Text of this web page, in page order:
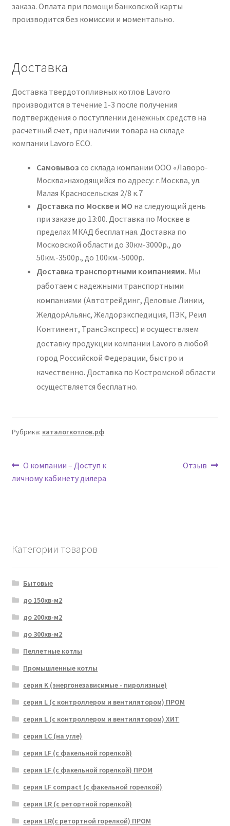
заказа. Оплата при помощи банковской карты
производится без комиссии и моментально.
Доставка
Доставка твердотопливных котлов Lavoro
производится в течение 1-3 после получения
подтверждения о поступлении денежных средств на
расчетный счет, при наличии товара на складе
компании Lavoro ECO.
Самовывоз со склада компании ООО «Лаворо-
Москва»находящийся по адресу: г.Москва, ул.
Малая Красносельская 2/8 к.7
Доставка по Москве и МО на следующий день
при заказе до 13:00. Доставка по Москве в
пределах МКАД бесплатная. Доставка по
Московской области до 30км-3000р., до
50км.-3500р., до 100км.-5000р.
Доставка транспортными компаниями. Мы
работаем с надежными транспортными
компаниями (Автотрейдинг, Деловые Линии,
ЖелдорАльянс, Желдорэкспедиция, ПЭК, Реил
Континент, ТрансЭкспресс) и осуществляем
доставку продукции компании Lavoro в любой
город Российской Федерации, быстро и
качественно. Доставка по Костромской области
осуществляется бесплатно.
Рубрика: каталогкотлов.рф
Навигация
по
Предыдущая
запись:
О компании – Доступ к
личному кабинету дилера
Следующая
Отзыв
Категории товаров
Бытовые
до 150кв-м2
до 200кв-м2
до 300кв-м2
Пеллетные котлы
Промышленные котлы
серия K (энергонезависимые - пиролизные)
серия L (с контроллером и вентилятором) ПРОМ
серия L (с контроллером и вентилятором) ХИТ
серия LC (на угле)
серия LF (с факельной горелкой)
серия LF (с факельной горелкой) ПРОМ
серия LF compact (с факельной горелкой)
серия LR (с ретортной горелкой)
серия LR(с ретортной горелкой) ПРОМ